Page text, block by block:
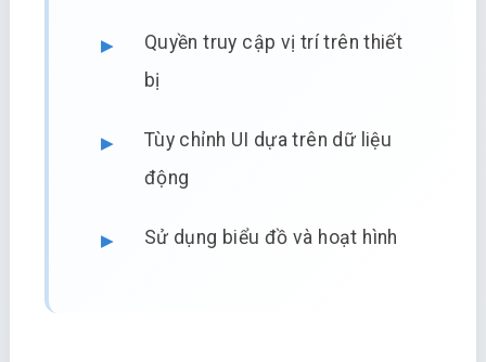
Quyền truy cập vị trí trên thiết
bị
Tùy chỉnh UI dựa trên dữ liệu
động
Sử dụng biểu đồ và hoạt hình